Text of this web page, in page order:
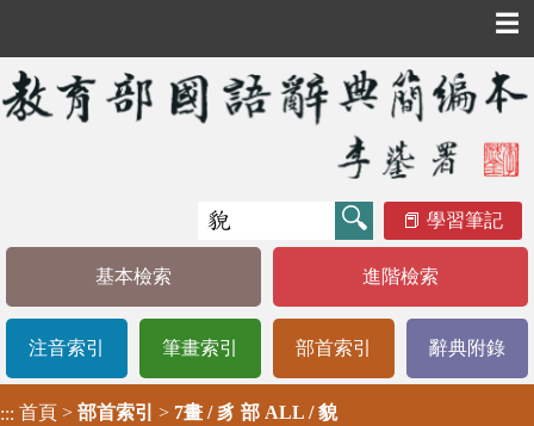
☰
學習筆記
基本檢索 進階檢索
注音索引 筆畫索引 部首索引 辭典附錄
::: 首頁 > 部首索引 > 7畫 / 豸 部 ALL / 貌